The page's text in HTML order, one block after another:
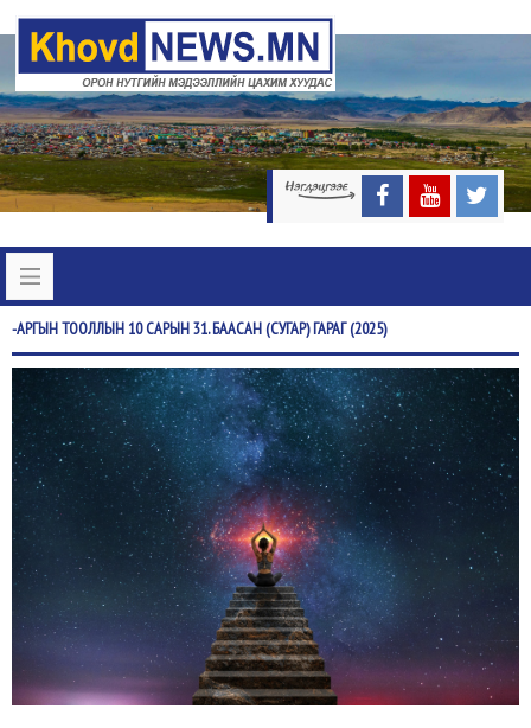
-АРГЫНТООЛЛЫН 10 САРЫН 31. БААСАН (СУГАР) ГАРАГ (2025)